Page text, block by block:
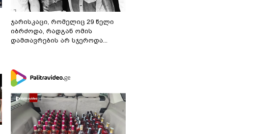
ჯარისკაცი, რომელიც 29 წელი
იბრძოდა, რადგან ომის
დამთავრების არ სჯეროდა...